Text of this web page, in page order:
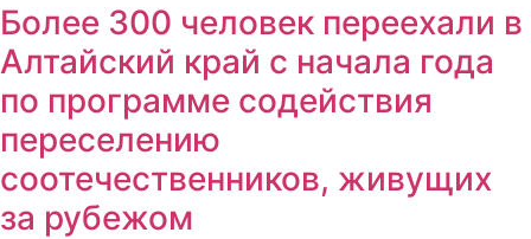
Более 300 человек переехали в
Алтайский край с начала года
по программе содействия
переселению
соотечественников, живущих
за рубежом